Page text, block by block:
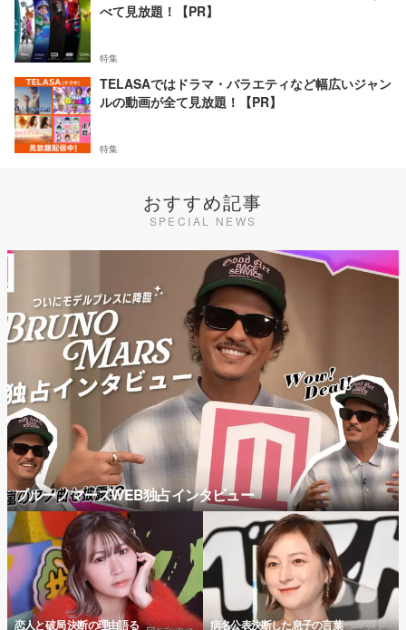
べて見放題！【PR】
特集
TELASAではドラマ・バラエティなど幅広いジャン
ルの動画が全て見放題！【PR】
特集
おすすめ記事
SPECIAL NEWS
ブルーノマーズWEB独占インタビュー
恋人と破局 決断の理由語る 病名公表決断した息子の言葉